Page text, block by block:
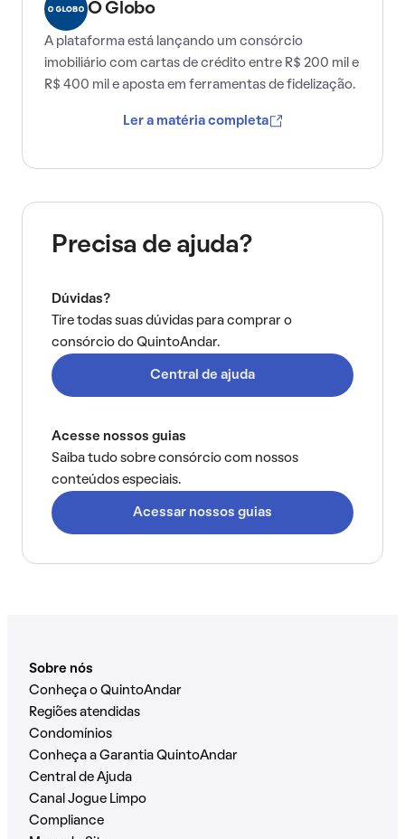
O Globo
A plataforma está lançando um consórcio
imobiliário com cartas de crédito entre R$ 200 mil e
R$ 400 mil e aposta em ferramentas de fidelização.
Ler a matéria completa
Precisa de ajuda?
Dúvidas?
Tire todas suas dúvidas para comprar o
consórcio do QuintoAndar.
Central de ajuda
Acesse nossos guias
Saiba tudo sobre consórcio com nossos
conteúdos especiais.
Acessar nossos guias
Sobre nós
Conheça o QuintoAndar
Regiões atendidas
Condomínios
Conheça a Garantia QuintoAndar
Central de Ajuda
Canal Jogue Limpo
Compliance